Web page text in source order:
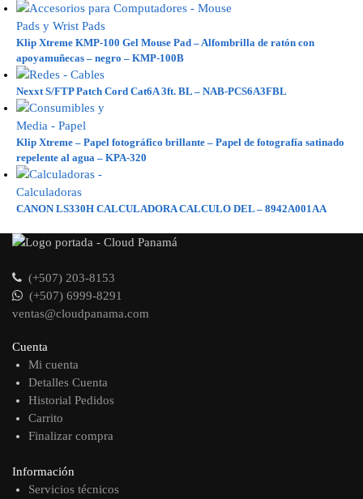
Klip Xtreme KMP-100 Gel Mouse Pad – Alfombrilla de ratón con
apoyamuñecas – negro – KMP-100B
Nexxt S/FTP Patch Cord Cat6A 3ft. BL – NAB-PCS6A3FBL
Klip Xtreme – Papel fotográfico brillante – Papel de fotografía satinado
repelente al agua – KPA-320
CANON LS330H CALCULADORA CALCULO DEL – 8942A001AA
(+507) 203-8153
(+507) 6999-8291
ventas@cloudpanama.com
Cuenta
Mi cuenta
Detalles Cuenta
Historial Pedidos
Carrito
Finalizar compra
Información
Servicios técnicos